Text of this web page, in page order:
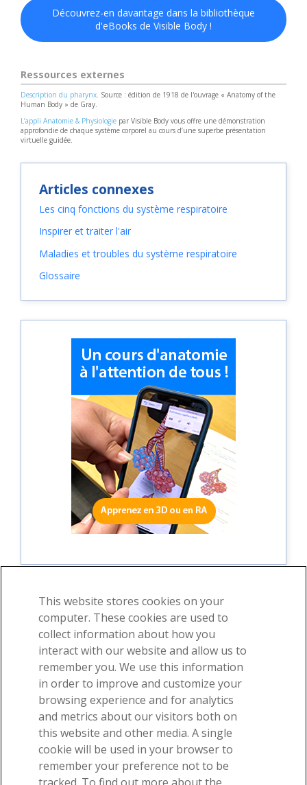
Découvrez-en davantage dans la bibliothèque
d'eBooks de Visible Body !
Ressources externes
Description du pharynx. Source : édition de 1918 de l'ouvrage « Anatomy of the
Human Body » de Gray.
L’appli Anatomie & Physiologie par Visible Body vous offre une démonstration
approfondie de chaque système corporel au cours d’une superbe présentation
virtuelle guidée.
Articles connexes
Les cinq fonctions du système respiratoire
Inspirer et traiter l'air
Maladies et troubles du système respiratoire
Glossaire
Recevez nos e-mails géniaux sur l'anatomie !
©2026 Visible Body, une division de Cengage Learning
Contrat d'utilisation
Confidentialité Autorisations
This website stores cookies on your
computer. These cookies are used to
collect information about how you
interact with our website and allow us to
remember you. We use this information
in order to improve and customize your
browsing experience and for analytics
and metrics about our visitors both on
this website and other media. A single
cookie will be used in your browser to
remember your preference not to be